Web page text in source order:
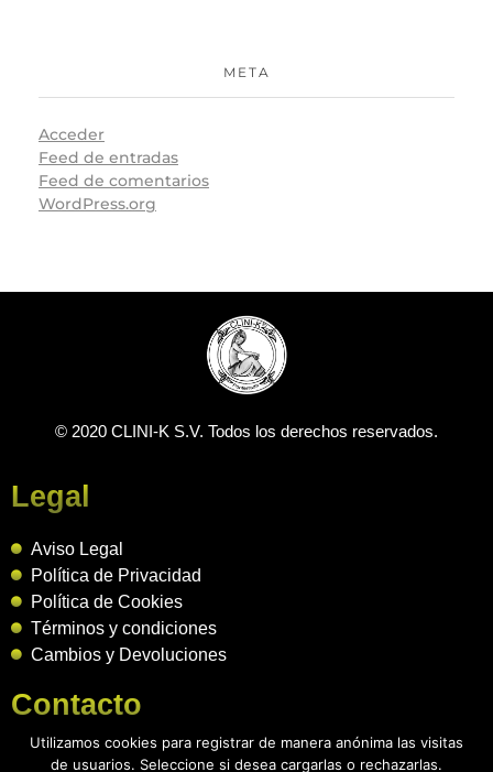
META
Acceder
Feed de entradas
Feed de comentarios
WordPress.org
© 2020 CLINI-K S.V. Todos los derechos reservados.
Legal
Aviso Legal
Política de Privacidad
Política de Cookies
Términos y condiciones
Cambios y Devoluciones
Contacto
Podología 647 772 857 P
Utilizamos cookies para registrar de manera anónima las visitas
de usuarios. Seleccione si desea cargarlas o rechazarlas.